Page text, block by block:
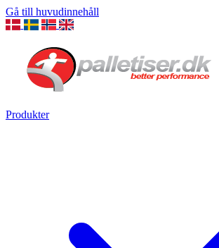
Gå till huvudinnehåll
Produkter